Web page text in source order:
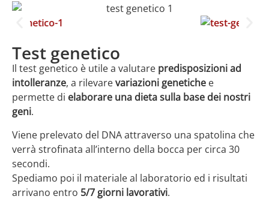
Test genetico
Il test genetico è utile a valutare predisposizioni ad
intolleranze, a rilevarevariazioni genetiche e
permette di elaborare una dieta sulla base dei nostri
geni.
Viene prelevato del DNA attraverso una spatolina che
verrà strofinata all’interno della bocca per circa 30
secondi.
Spediamo poi il materiale al laboratorio ed i risultati
arrivano entro 5/7 giorni lavorativi.